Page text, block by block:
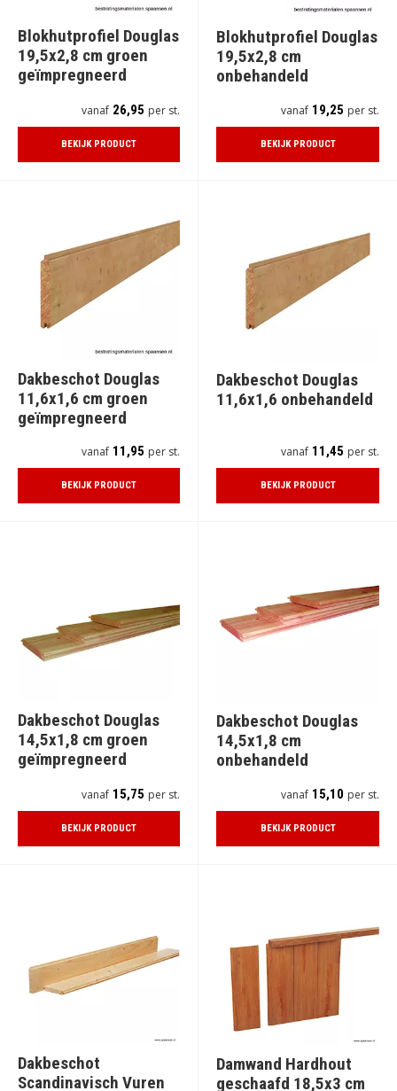
Blokhutprofiel Douglas
19,5x2,8 cm groen
geïmpregneerd
vanaf 26,95 per st.
BEKIJK PRODUCT
Blokhutprofiel Douglas
19,5x2,8 cm
onbehandeld
vanaf 19,25 per st.
BEKIJK PRODUCT
Dakbeschot Douglas
11,6x1,6 cm groen
geïmpregneerd
vanaf 11,95 per st.
BEKIJK PRODUCT
Dakbeschot Douglas
11,6x1,6 onbehandeld
vanaf 11,45 per st.
BEKIJK PRODUCT
Dakbeschot Douglas
14,5x1,8 cm groen
geïmpregneerd
vanaf 15,75 per st.
BEKIJK PRODUCT
Dakbeschot Douglas
14,5x1,8 cm
onbehandeld
vanaf 15,10 per st.
BEKIJK PRODUCT
Dakbeschot
Scandinavisch Vuren
Damwand Hardhout
geschaafd 18,5x3 cm